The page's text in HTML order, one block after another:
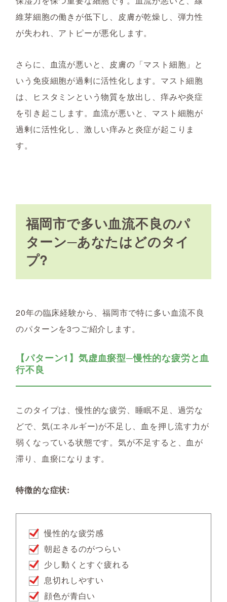
維芽細胞の働きが低下し、皮膚が乾燥し、弾力性
が失われ、アトピーが悪化します。
さらに、血流が悪いと、皮膚の「マスト細胞」と
いう免疫細胞が過剰に活性化します。マスト細胞
は、ヒスタミンという物質を放出し、痒みや炎症
を引き起こします。血流が悪いと、マスト細胞が
過剰に活性化し、激しい痒みと炎症が起こりま
す。
福岡市で多い血流不良のパ
ターン─あなたはどのタイ
プ?
20年の臨床経験から、福岡市で特に多い血流不良
のパターンを3つご紹介します。
【パターン1】気虚血瘀型─慢性的な疲労と血
行不良
このタイプは、慢性的な疲労、睡眠不足、過労な
どで、気(エネルギー)が不足し、血を押し流す力が
弱くなっている状態です。気が不足すると、血が
滞り、血瘀になります。
特徴的な症状:
慢性的な疲労感
朝起きるのがつらい
少し動くとすぐ疲れる
息切れしやすい
顔色が青白い